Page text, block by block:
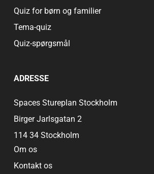
Quiz for børn og familier
Tema-quiz
Quiz-spørgsmål
ADRESSE
Spaces Stureplan Stockholm
Birger Jarlsgatan 2
114 34 Stockholm
Om os
Kontakt os